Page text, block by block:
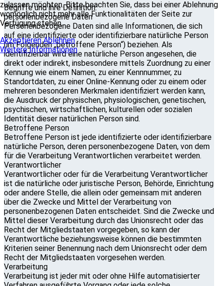
Begriffe und ihre Definition:
personenbezogene Daten
Personenbezogene Daten sind alle Informationen, die sich
auf eine identifizierte oder identifizierbare natürliche Person
(im Folgenden „betroffene Person“) beziehen. Als
identifizierbar wird eine natürliche Person angesehen, die
direkt oder indirekt, insbesondere mittels Zuordnung zu einer
Kennung wie einem Namen, zu einer Kennnummer, zu
Standortdaten, zu einer Online-Kennung oder zu einem oder
mehreren besonderen Merkmalen identifiziert werden kann,
die Ausdruck der physischen, physiologischen, genetischen,
psychischen, wirtschaftlichen, kulturellen oder sozialen
Identität dieser natürlichen Person sind.
Betroffene Person
Betroffene Person ist jede identifizierte oder identifizierbare
natürliche Person, deren personenbezogene Daten, von dem
für die Verarbeitung Verantwortlichen verarbeitet werden.
Verantwortlicher
Verantwortlicher oder für die Verarbeitung Verantwortlicher
ist die natürliche oder juristische Person, Behörde, Einrichtung
oder andere Stelle, die allein oder gemeinsam mit anderen
über die Zwecke und Mittel der Verarbeitung von
personenbezogenen Daten entscheidet. Sind die Zwecke und
Mittel dieser Verarbeitung durch das Unionsrecht oder das
Recht der Mitgliedstaaten vorgegeben, so kann der
Verantwortliche beziehungsweise können die bestimmten
Kriterien seiner Benennung nach dem Unionsrecht oder dem
Recht der Mitgliedstaaten vorgesehen werden.
Verarbeitung
Verarbeitung ist jeder mit oder ohne Hilfe automatisierter
zulassen möchten. Bitte beachten Sie, dass bei einer Ablehnung
womöglich nicht mehr alle Funktionalitäten der Seite zur
Verfügung stehen.
Akzeptieren Ablehnen
Weitere Informationen